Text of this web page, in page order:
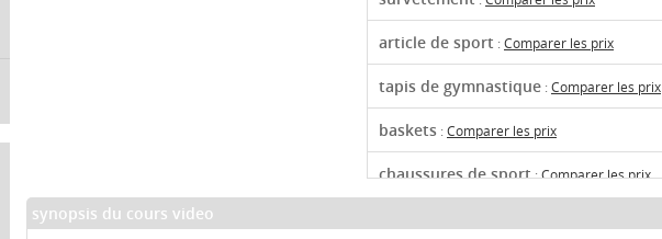
article de sport :Comparer les prix
tapis de gymnastique :Comparer les prix
baskets :Comparer les prix
chaussures de sport:Comparer les prix
synopsis du cours video